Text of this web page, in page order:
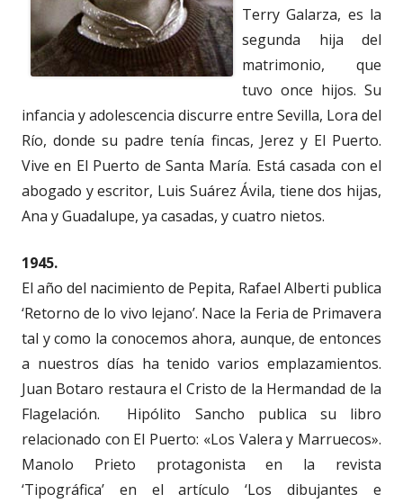
Terry Galarza, es la
segunda hija del
matrimonio, que
tuvo once hijos. Su
infancia y adolescencia discurre entre Sevilla, Lora del
Río, donde su padre tenía fincas, Jerez y El Puerto.
Vive en El Puerto de Santa María. Está casada con el
abogado y escritor, Luis Suárez Ávila, tiene dos hijas,
Ana y Guadalupe, ya casadas, y cuatro nietos.
1945.
El año del nacimiento de Pepita, Rafael Alberti publica
‘Retorno de lo vivo lejano’. Nace la Feria de Primavera
tal y como la conocemos ahora, aunque, de entonces
a nuestros días ha tenido varios emplazamientos.
Juan Botaro restaura el Cristo de la Hermandad de la
Flagelación. Hipólito Sancho publica su libro
relacionado con El Puerto: «Los Valera y Marruecos».
Manolo Prieto protagonista en la revista
‘Tipográfica’ en el artículo ‘Los dibujantes e